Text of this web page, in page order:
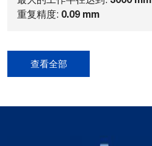
重复精度: 0.09 mm
查看全部